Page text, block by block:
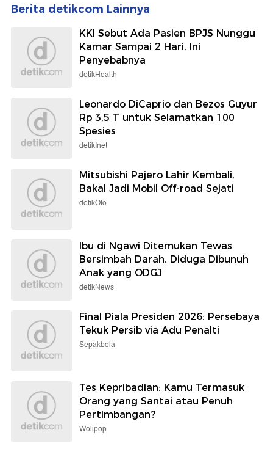
Berita detikcom Lainnya
KKI Sebut Ada Pasien BPJS Nunggu
Kamar Sampai 2 Hari, Ini
Penyebabnya
detikHealth
Leonardo DiCaprio dan Bezos Guyur
Rp 3,5 T untuk Selamatkan 100
Spesies
detikInet
Mitsubishi Pajero Lahir Kembali,
Bakal Jadi Mobil Off-road Sejati
detikOto
Ibu di Ngawi Ditemukan Tewas
Bersimbah Darah, Diduga Dibunuh
Anak yang ODGJ
detikNews
Final Piala Presiden 2026: Persebaya
Tekuk Persib via Adu Penalti
Sepakbola
Tes Kepribadian: Kamu Termasuk
Orang yang Santai atau Penuh
Pertimbangan?
Wolipop